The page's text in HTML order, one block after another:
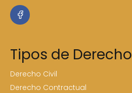
Tipos de Derecho
Derecho Civil
Derecho Contractual